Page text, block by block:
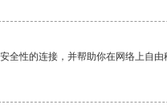
全性的连接，并帮助你在网络上自由